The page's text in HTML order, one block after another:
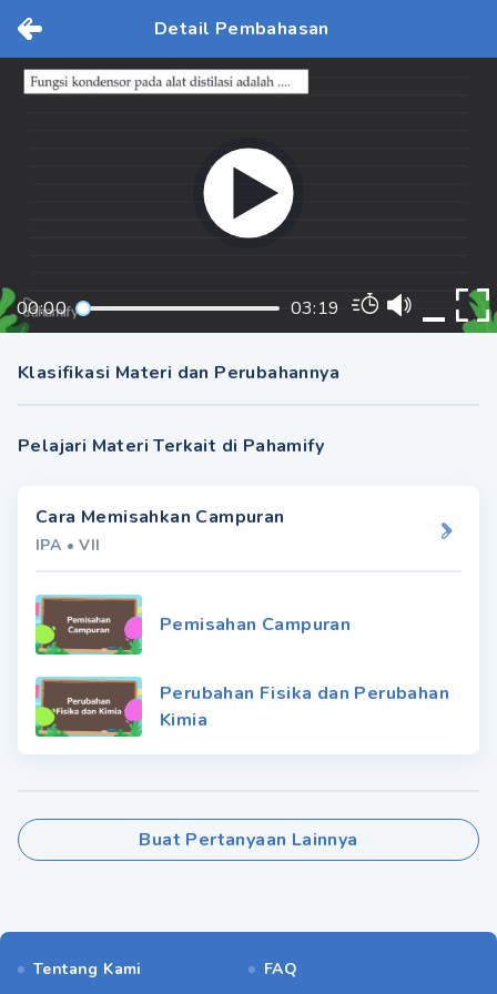
Detail Pembahasan
00:00 03:19
Klasifikasi Materi dan Perubahannya
Pelajari Materi Terkait di Pahamify
Cara Memisahkan Campuran
IPA •VII
Pemisahan Campuran
Perubahan Fisika dan Perubahan
Kimia
Buat Pertanyaan Lainnya
Tentang Kami FAQ